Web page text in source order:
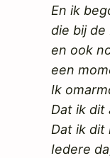
En ik
die bij
en ook
een
Ik
Dat ik dit
Dat ik dit
Iedere